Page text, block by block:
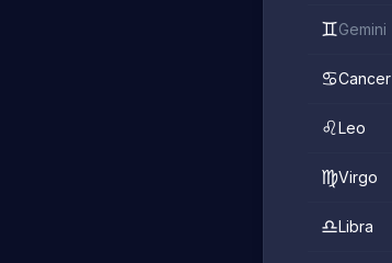
♊Gemini
♋Cancer
♌Leo
♍Virgo
♎Libra